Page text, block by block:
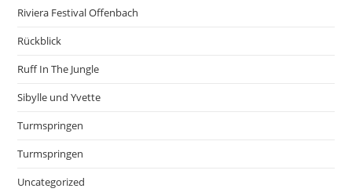
Riviera Festival Offenbach
Rückblick
Ruff In The Jungle
Sibylle und Yvette
Turmspringen
Turmspringen
Uncategorized